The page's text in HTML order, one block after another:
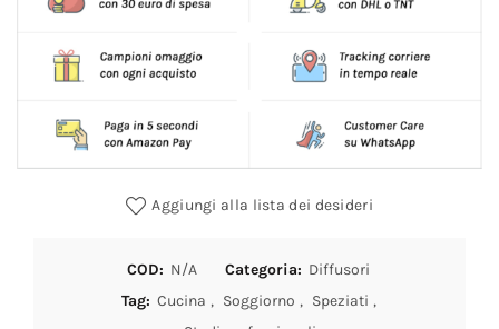
Aggiungi alla lista dei desideri
COD: N/A Categoria: Diffusori
Tag: Cucina , Soggiorno , Speziati ,